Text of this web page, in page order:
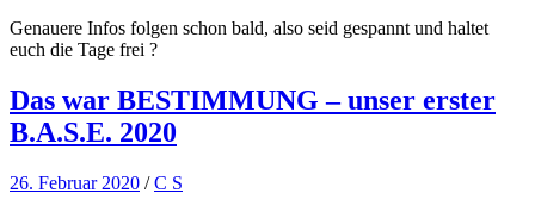
Genauere Infos folgen schon bald, also seid gespannt und haltet
euch die Tage frei ?
Das war BESTIMMUNG – unser erster
B.A.S.E. 2020
26. Februar 2020 /C S